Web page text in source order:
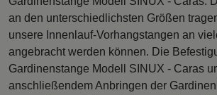
an den unterschiedlichsten Größen
unsere Innenlauf-Vorhangstangen an
angebracht werden können. Die
Gardinenstange Modell SINUX - Caras
anschließendem Anbringen der